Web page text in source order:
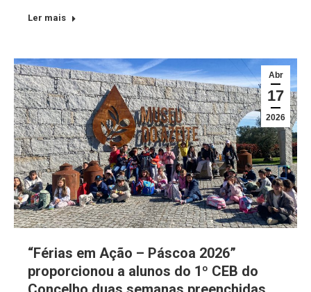
Ler mais
Abr
17
2026
“Férias em Ação – Páscoa 2026”
proporcionou a alunos do 1º CEB do